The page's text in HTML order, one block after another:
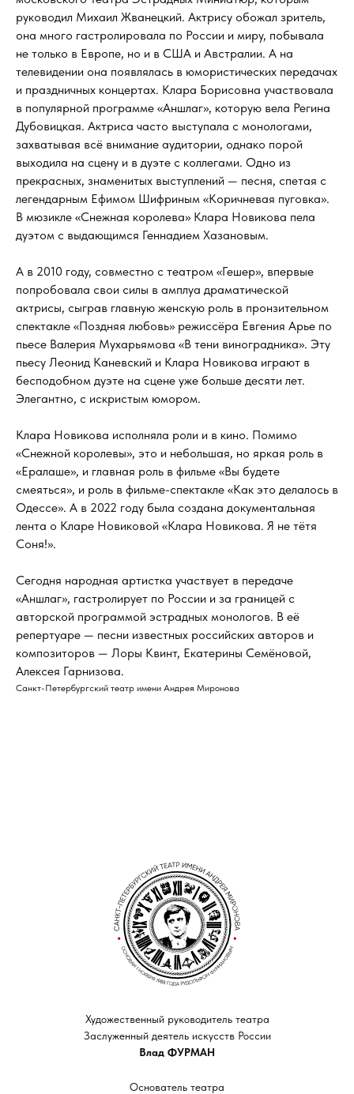
руководил Михаил Жванецкий. Актрису обожал зритель,
она много гастролировала по России и миру, побывала
не только в Европе, но и в США и Австралии. А на
телевидении она появлялась в юмористических передачах
и праздничных концертах. Клара Борисовна участвовала
в популярной программе «Аншлаг», которую вела Регина
Дубовицкая. Актриса часто выступала с монологами,
захватывая всё внимание аудитории, однако порой
выходила на сцену и в дуэте с коллегами. Одно из
прекрасных, знаменитых выступлений — песня, спетая с
легендарным Ефимом Шифриным «Коричневая пуговка».
В мюзикле «Снежная королева» Клара Новикова пела
дуэтом с выдающимся Геннадием Хазановым.
А в 2010 году, совместно с театром «Гешер», впервые
попробовала свои силы в амплуа драматической
актрисы, сыграв главную женскую роль в пронзительном
спектакле «Поздняя любовь» режиссёра Евгения Арье по
пьесе Валерия Мухарьямова «В тени виноградника». Эту
пьесу Леонид Каневский и Клара Новикова играют в
бесподобном дуэте на сцене уже больше десяти лет.
Элегантно, с искристым юмором.
Клара Новикова исполняла роли и в кино. Помимо
«Снежной королевы», это и небольшая, но яркая роль в
«Ералаше», и главная роль в фильме «Вы будете
смеяться», и роль в фильме-спектакле «Как это делалось в
Одессе». А в 2022 году была создана документальная
лента о Кларе Новиковой «Клара Новикова. Я не тётя
Соня!».
Сегодня народная артистка участвует в передаче
«Аншлаг», гастролирует по России и за границей с
авторской программой эстрадных монологов. В её
репертуаре — песни известных российских авторов и
композиторов — Лоры Квинт, Екатерины Семёновой,
Алексея Гарнизова.
Санкт-Петербургский театр имени Андрея Миронова
Художественный руководитель театра
Заслуженный деятель искусств России
Влад ФУРМАН
Основатель театра